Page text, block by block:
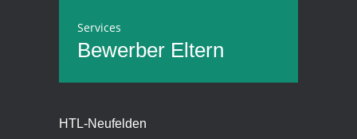
Services
Bewerber Eltern
HTL-Neufelden